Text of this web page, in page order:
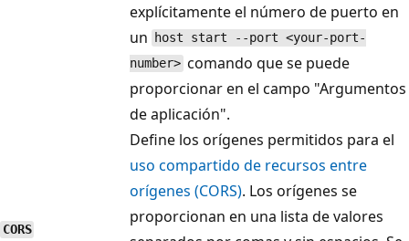
explícitamente el número de puerto en
un
host start --port <your-port-
number> comando que se puede
proporcionar en el campo "Argumentos
de aplicación".
CORS
Define los orígenes permitidos para el
uso compartido de recursos entre
orígenes (CORS). Los orígenes se
proporcionan en una lista de valores